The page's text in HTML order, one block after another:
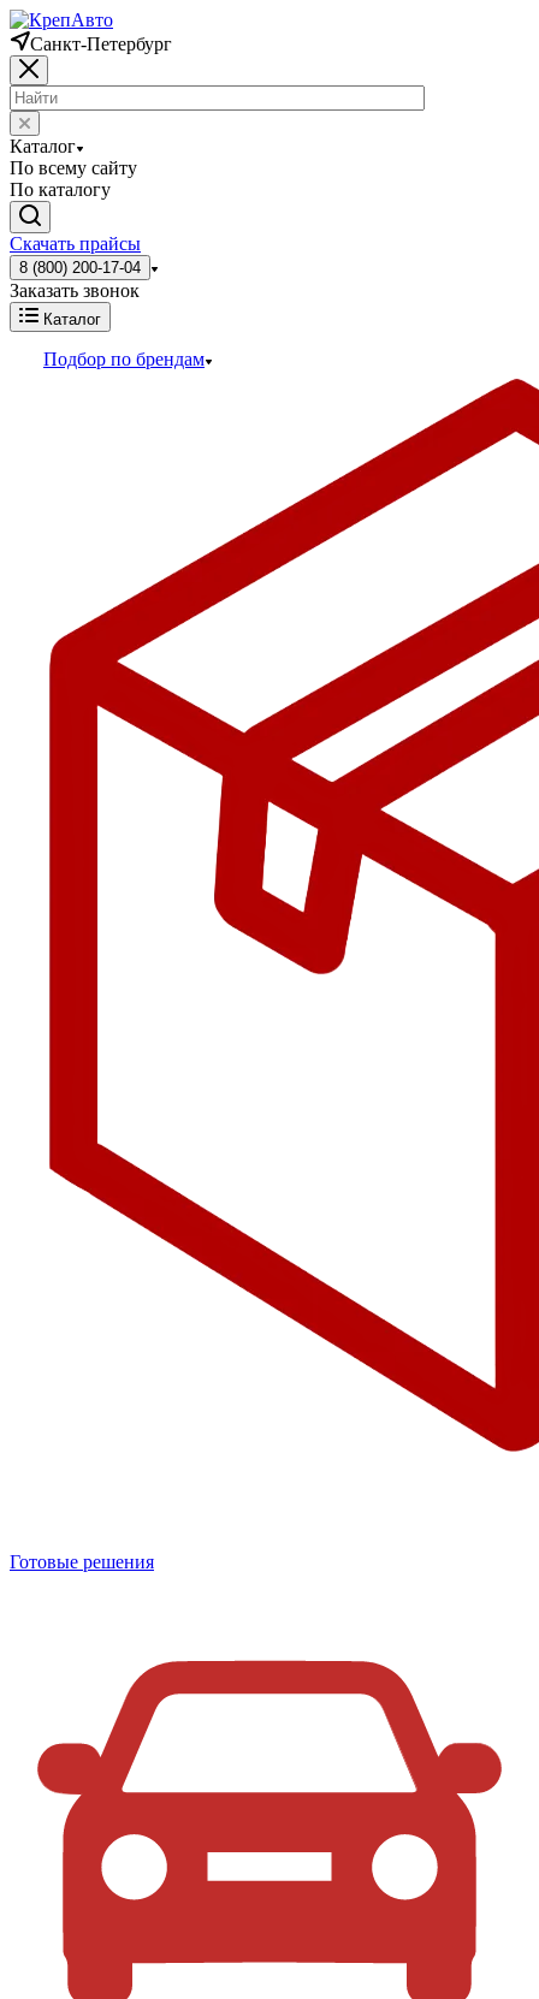
Санкт-Петербург
Каталог
По всему сайту
По каталогу
Скачать прайсы
8 (800) 200-17-04
Заказать звонок
Каталог
Подбор по брендам
Готовые решения